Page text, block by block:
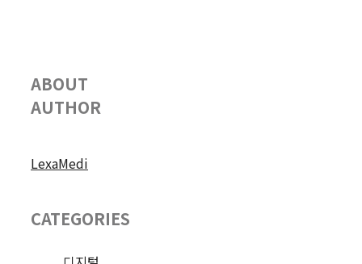
ABOUT
AUTHOR
LexaMedi
CATEGORIES